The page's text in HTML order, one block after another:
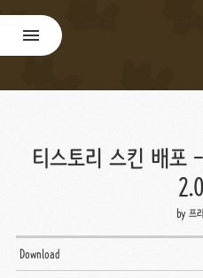
티스토리 스킨 배포
by 프
Download